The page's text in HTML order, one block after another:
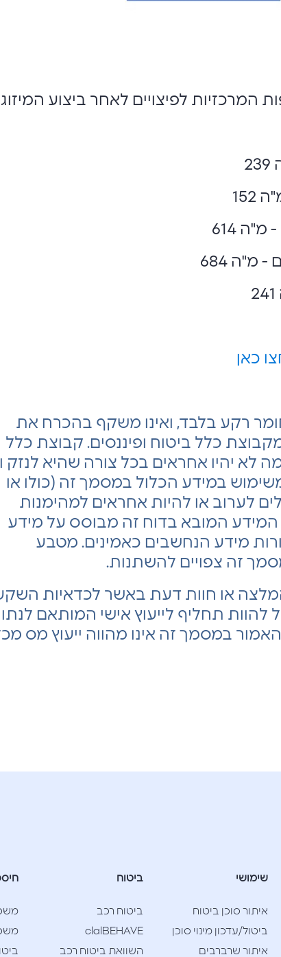
לפיצויים לאחר ביצוע
614
684
כאן
רקע בלבד, ואינו משקף בהכרח את
כלל ביטוח ופיננסים. קבוצת כלל
לא יהיו אחראים בכל צורה שהיא לנזק
במידע הכלול במסמך זה (כולו או
לערוב או להיות אחראים למהימנות
המובא בדוח זה מבוסס על מידע
מידע הנחשבים כאמינים. מטבע
זה צפויים להשתנות.
המלצה או חוות דעת באשר לכדאיות
להוות תחליף לייעוץ אישי המותאם
במסמך זה אינו מהווה ייעוץ מס
שימושי
איתור סוכן ביטוח
ביטול/עדכון מינוי סוכן
איתור שרברבים
ביטוח
ביטוח רכב
clalBEHAVE
השוואת ביטוח רכב